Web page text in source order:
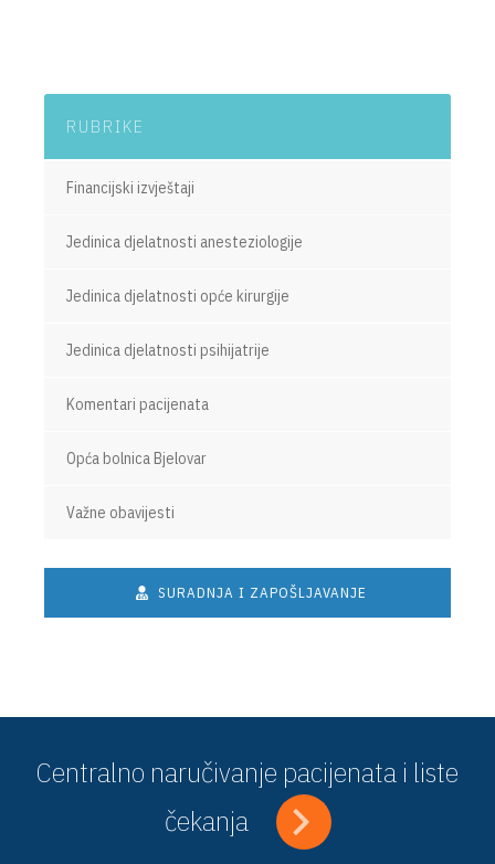
RUBRIKE
Financijski izvještaji
Jedinica djelatnosti anesteziologije
Jedinica djelatnosti opće kirurgije
Jedinica djelatnosti psihijatrije
Komentari pacijenata
Opća bolnica Bjelovar
Važne obavijesti
SURADNJA I ZAPOŠLJAVANJE
Centralno naručivanje pacijenata i liste
čekanja